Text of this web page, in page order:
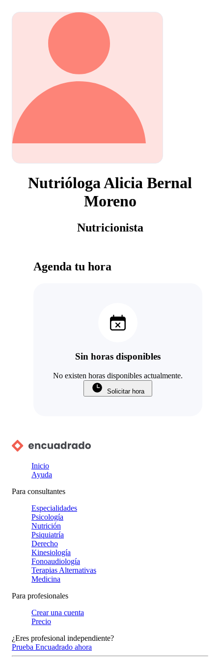
Nutrióloga Alicia Bernal
Moreno
Nutricionista
Agenda tu hora
Sin horas disponibles
No existen horas disponibles actualmente.
Solicitar hora
Inicio
Ayuda
Para consultantes
Especialidades
Psicología
Nutrición
Psiquiatría
Derecho
Kinesiología
Fonoaudiología
Terapias Alternativas
Medicina
Para profesionales
Crear una cuenta
Precio
¿Eres profesional independiente?
Prueba Encuadrado ahora